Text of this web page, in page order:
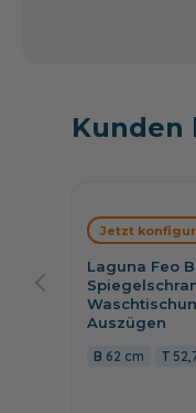
Kunden
Laguna Feo
Auszügen
62 cm
Jetzt